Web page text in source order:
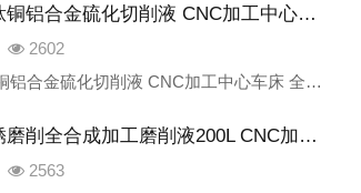
白城不锈钢钛铜铝合金硫化切削液 CNC加工中心车床 全合成 磨削油厂家
2602
白城不锈钢钛铜铝合金硫化切削液 CNC加工中心车床 全合成 磨削油厂家衡水朱雀新材料科技有限公司是一家专业研发生产工业润滑油产品的厂家，致力为金属加工领域提供绿色、安全、高性价比的高端产品。我公司主要产品
白城铸铁防锈磨削全合成加工磨削液200L CNC加工中心绿色车床切削液
2563